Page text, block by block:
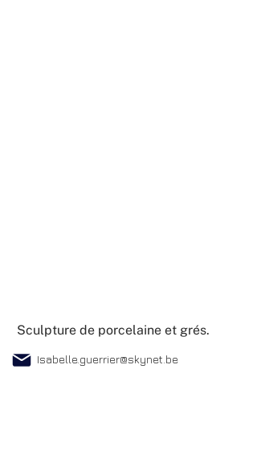
Sculpture de porcelaine et grés.
Isabelle.guerrier@skynet.be